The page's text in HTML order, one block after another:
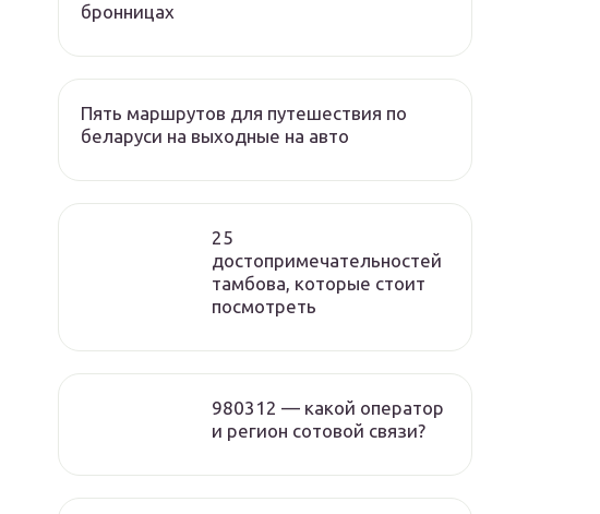
бронницах
Пять маршрутов для путешествия по
беларуси на выходные на авто
25
достопримечательностей
тамбова, которые стоит
посмотреть
980312 — какой оператор
и регион сотовой связи?